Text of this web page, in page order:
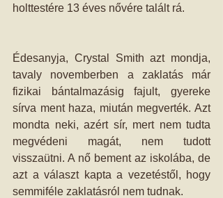
holttestére 13 éves nővére talált rá.
Édesanyja, Crystal Smith azt mondja,
tavaly novemberben a zaklatás már
fizikai bántalmazásig fajult, gyereke
sírva ment haza, miután megverték. Azt
mondta neki, azért sír, mert nem tudta
megvédeni magát, nem tudott
visszaütni. A nő bement az iskolába, de
azt a választ kapta a vezetéstől, hogy
semmiféle zaklatásról nem tudnak.